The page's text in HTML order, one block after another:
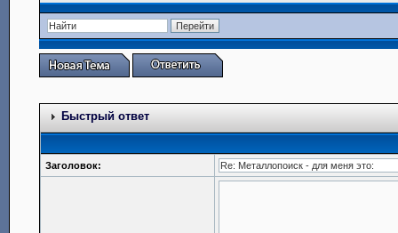
Быстрый ответ
Заголовок: